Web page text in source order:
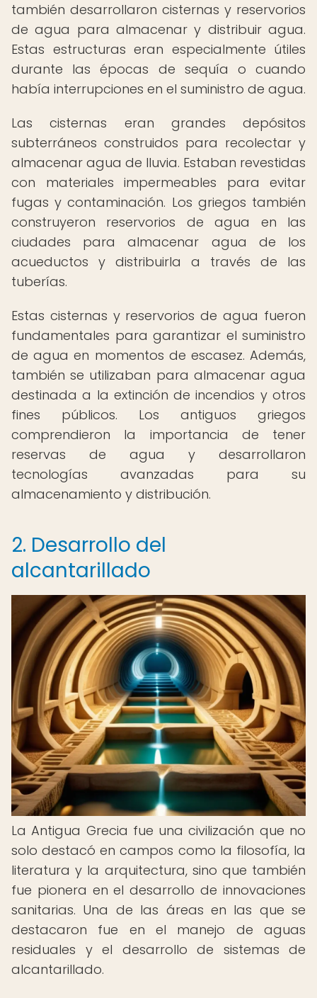
también desarrollaron cisternas y reservorios
de agua para almacenar y distribuir agua.
Estas estructuras eran especialmente útiles
durante las épocas de sequía o cuando
había interrupciones en el suministro de agua.
Las cisternas eran grandes depósitos
subterráneos construidos para recolectar y
almacenar agua de lluvia. Estaban revestidas
con materiales impermeables para evitar
fugas y contaminación. Los griegos también
construyeron reservorios de agua en las
ciudades para almacenar agua de los
acueductos y distribuirla a través de las
tuberías.
Estas cisternas y reservorios de agua fueron
fundamentales para garantizar el suministro
de agua en momentos de escasez. Además,
también se utilizaban para almacenar agua
destinada a la extinción de incendios y otros
fines públicos. Los antiguos griegos
comprendieron la importancia de tener
reservas de agua y desarrollaron
tecnologías avanzadas para su
almacenamiento y distribución.
2. Desarrollo del
alcantarillado
La Antigua Grecia fue una civilización que no
solo destacó en campos como la filosofía, la
literatura y la arquitectura, sino que también
fue pionera en el desarrollo de innovaciones
sanitarias. Una de las áreas en las que se
destacaron fue en el manejo de aguas
residuales y el desarrollo de sistemas de
alcantarillado.